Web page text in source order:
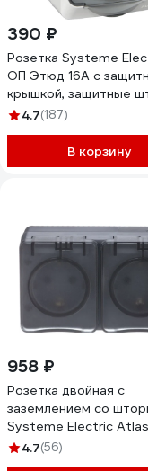
390 ₽
Розетка Systeme
ОП Этюд 16А с
крышкой, защитные
с заземлением, IP44,
4.7(187)
В корзину
958 ₽
Розетка двойная с
заземлением со
Systeme Electric
Profi IP54, 16 АХ, 250 В,
4.7(56)